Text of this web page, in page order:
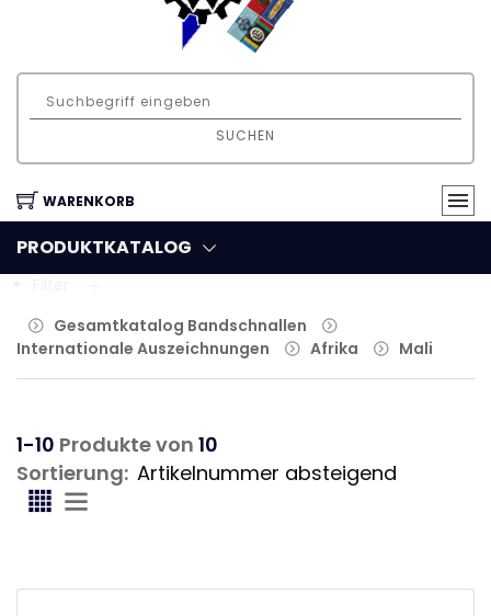
SUCHEN
WARENKORB
PRODUKTKATALOG
Gesamtkatalog Bandschnallen
Internationale Auszeichnungen
Afrika Mali
1-10 Produkte von 10
Sortierung: